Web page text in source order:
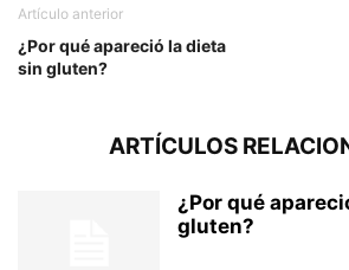
Artículo anterior
¿Por qué apareció la dieta
sin gluten?
ARTÍCULOS
¿Por qué
gluten?